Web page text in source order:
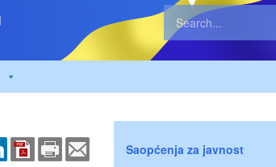
Saopćenja za javnost